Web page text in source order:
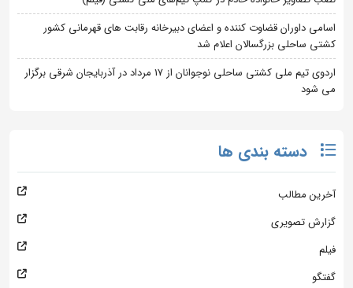
اسامی داوران قضاوت کننده و اعضای دبیرخانه رقابت های قهرمانی کشور
کشتی ساحلی بزرگسالان اعلام شد
اردوی تیم ملی کشتی ساحلی نوجوانان از 17 مرداد در آذربایجان شرقی برگزار
می شود
دسته بندی ها
آخرین مطالب
گزارش تصویری
فیلم
گفتگو